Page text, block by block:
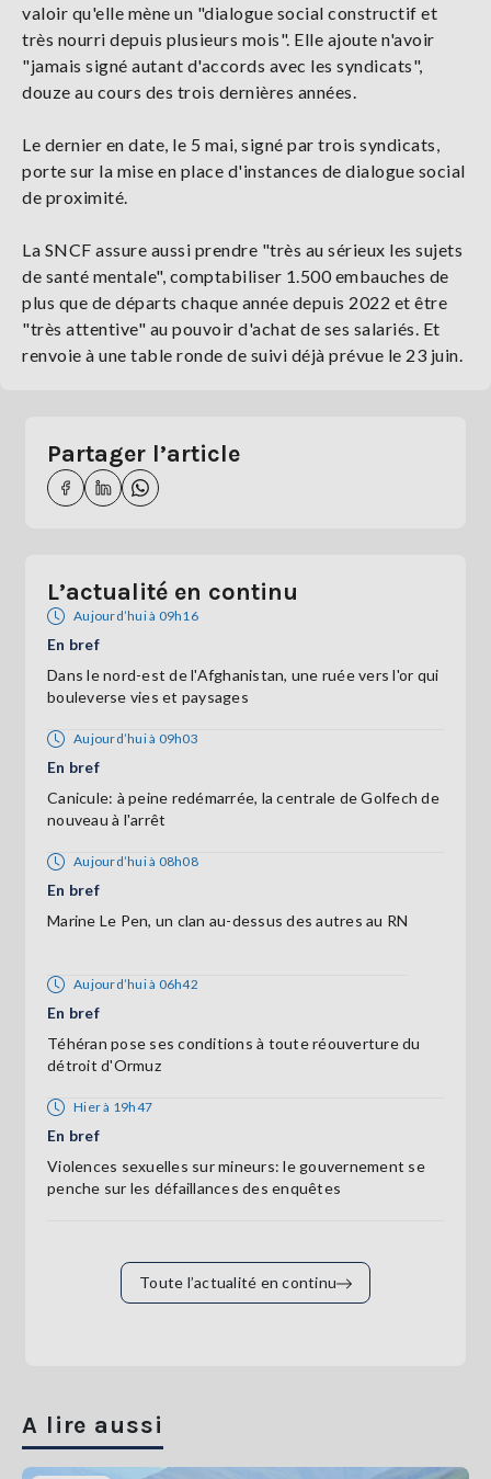
valoir qu'elle mène un "dialogue social constructif et
très nourri depuis plusieurs mois". Elle ajoute n'avoir
"jamais signé autant d'accords avec les syndicats",
douze au cours des trois dernières années.
Le dernier en date, le 5 mai, signé par trois syndicats,
porte sur la mise en place d'instances de dialogue social
de proximité.
La SNCF assure aussi prendre "très au sérieux les sujets
de santé mentale", comptabiliser 1.500 embauches de
plus que de départs chaque année depuis 2022 et être
"très attentive" au pouvoir d'achat de ses salariés. Et
renvoie à une table ronde de suivi déjà prévue le 23 juin.
Partager l’article
L’actualité en continu
Aujourd’hui à 09h16
En bref
Dans le nord-est de l'Afghanistan, une ruée vers l'or qui
bouleverse vies et paysages
Aujourd’hui à 09h03
En bref
Canicule: à peine redémarrée, la centrale de Golfech de
nouveau à l'arrêt
Aujourd’hui à 08h08
En bref
Marine Le Pen, un clan au-dessus des autres au RN
Aujourd’hui à 06h42
En bref
Téhéran pose ses conditions à toute réouverture du
détroit d'Ormuz
Hier à 19h47
En bref
Violences sexuelles sur mineurs: le gouvernement se
penche sur les défaillances des enquêtes
Toute l’actualité en continu
A lire aussi